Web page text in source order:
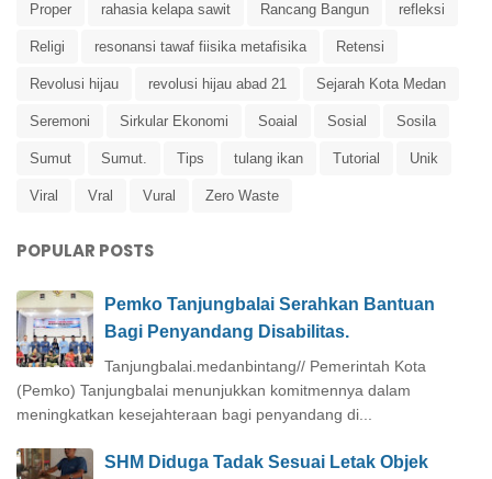
Proper rahasia kelapa sawit Rancang Bangun refleksi
Religi resonansi tawaf fiisika metafisika Retensi
Revolusi hijau revolusi hijau abad 21 Sejarah Kota Medan
Seremoni Sirkular Ekonomi Soaial Sosial Sosila
Sumut Sumut. Tips tulang ikan Tutorial Unik
Viral Vral Vural Zero Waste
POPULAR POSTS
Pemko Tanjungbalai Serahkan Bantuan
Bagi Penyandang Disabilitas.
Tanjungbalai.medanbintang// Pemerintah Kota
(Pemko) Tanjungbalai menunjukkan komitmennya dalam
meningkatkan kesejahteraan bagi penyandang di...
SHM Diduga Tadak Sesuai Letak Objek